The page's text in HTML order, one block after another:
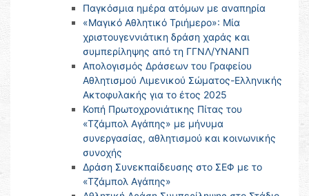
Παγκόσμια ημέρα ατόμων με αναπηρία
«Μαγικό Αθλητικό Τριήμερο»: Μία
χριστουγεννιάτικη δράση χαράς και
συμπερίληψης από τη ΓΓΝΛ/ΥΝΑΝΠ
Απολογισμός Δράσεων του Γραφείου
Αθλητισμού Λιμενικού Σώματος-Ελληνικής
Ακτοφυλακής για το έτος 2025
Κοπή Πρωτοχρονιάτικης Πίτας του
«Τζάμπολ Αγάπης» με μήνυμα
συνεργασίας, αθλητισμού και κοινωνικής
συνοχής
Δράση Συνεκπαίδευσης στο ΣΕΦ με το
«Τζάμπολ Αγάπης»